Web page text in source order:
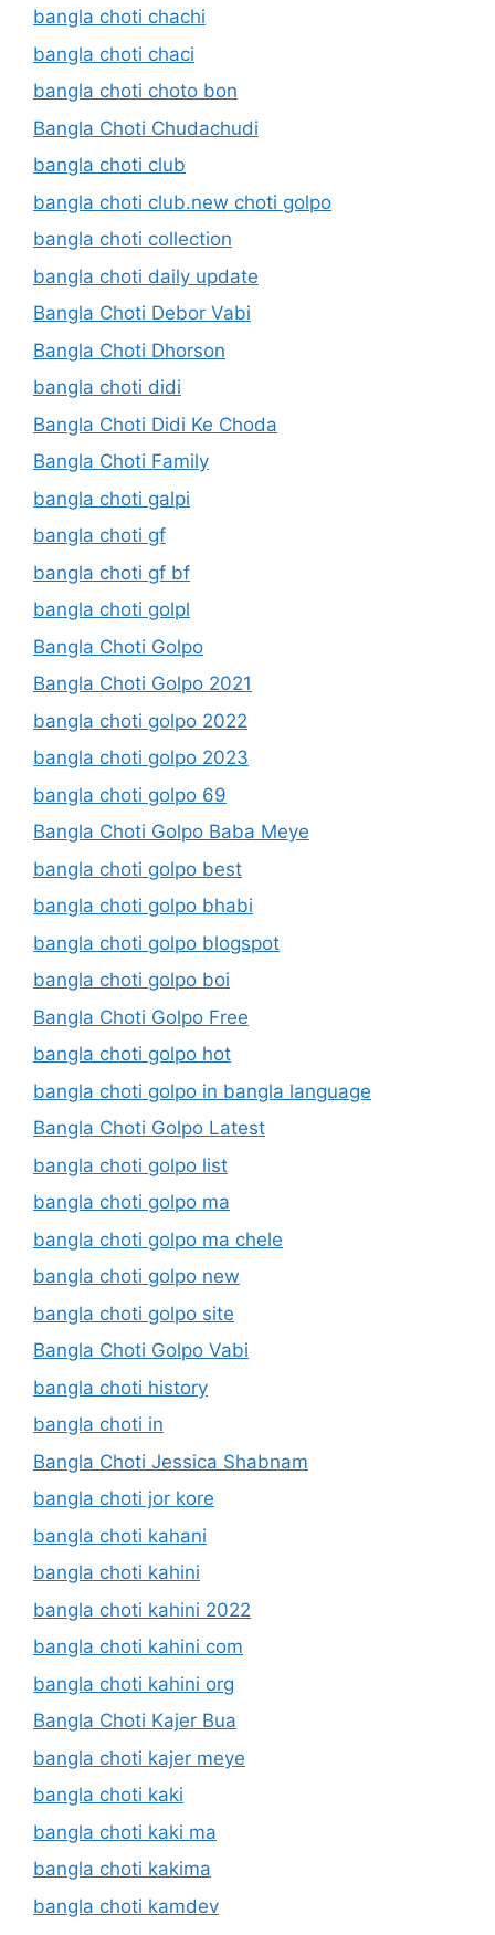
bangla choti chachi
bangla choti chaci
bangla choti choto bon
Bangla Choti Chudachudi
bangla choti club
bangla choti club.new choti golpo
bangla choti collection
bangla choti daily update
Bangla Choti Debor Vabi
Bangla Choti Dhorson
bangla choti didi
Bangla Choti Didi Ke Choda
Bangla Choti Family
bangla choti galpi
bangla choti gf
bangla choti gf bf
bangla choti golpl
Bangla Choti Golpo
Bangla Choti Golpo 2021
bangla choti golpo 2022
bangla choti golpo 2023
bangla choti golpo 69
Bangla Choti Golpo Baba Meye
bangla choti golpo best
bangla choti golpo bhabi
bangla choti golpo blogspot
bangla choti golpo boi
Bangla Choti Golpo Free
bangla choti golpo hot
bangla choti golpo in bangla language
Bangla Choti Golpo Latest
bangla choti golpo list
bangla choti golpo ma
bangla choti golpo ma chele
bangla choti golpo new
bangla choti golpo site
Bangla Choti Golpo Vabi
bangla choti history
bangla choti in
Bangla Choti Jessica Shabnam
bangla choti jor kore
bangla choti kahani
bangla choti kahini
bangla choti kahini 2022
bangla choti kahini com
bangla choti kahini org
Bangla Choti Kajer Bua
bangla choti kajer meye
bangla choti kaki
bangla choti kaki ma
bangla choti kakima
bangla choti kamdev